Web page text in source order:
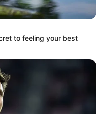
to feeling your best